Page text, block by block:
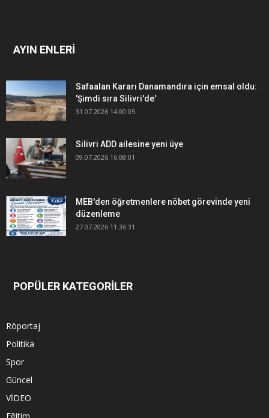
AYIN ENLERİ
Safaalan Kararı Danamandıra için emsal oldu:
'Şimdi sıra Silivri'de'
31.07.2026 14:00:05
Silivri ADD ailesine yeni üye
09.07.2026 16:08:01
MEB'den öğretmenlere nöbet görevinde yeni
düzenleme
27.07.2026 11:36:31
POPÜLER KATEGORİLER
Röportaj
Politika
Spor
Güncel
VİDEO